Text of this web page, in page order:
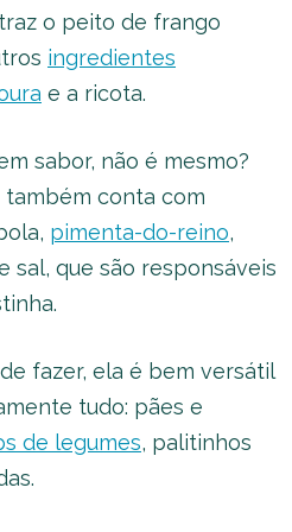
o peito de frango
ingredientes
e a ricota.
sabor, não é mesmo?
também conta com
pimenta-do-reino,
sal, que são responsáveis
fazer, ela é bem versátil
tudo: pães e
de legumes, palitinhos